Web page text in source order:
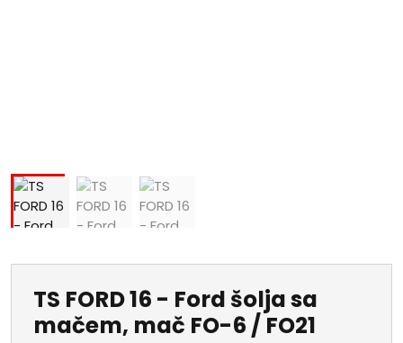
TS FORD 16 - Ford šolja sa
mačem, mač FO-6 / FO21